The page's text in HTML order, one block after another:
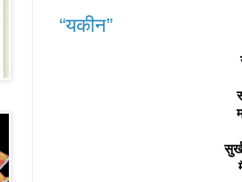
“यकीन”